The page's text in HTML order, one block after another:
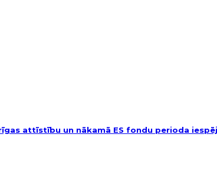
attīstību un nākamā ES fondu perioda